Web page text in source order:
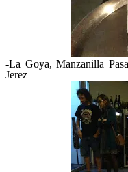
-La Goya, Manzanilla
Jerez